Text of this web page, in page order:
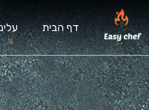
דף הבית